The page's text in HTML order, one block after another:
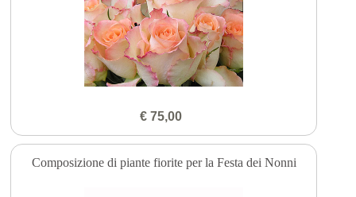
€ 75,00
Composizione di piante fiorite per la Festa dei Nonni